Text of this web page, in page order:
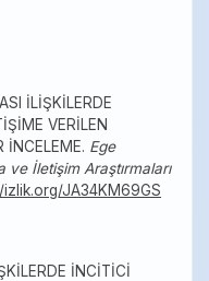
İLİŞKİLERDE
VERİLEN
İNCELEME. Ege
İletişim Araştırmaları
izlik.org/JA34KM69GS
İNCİTİCİ